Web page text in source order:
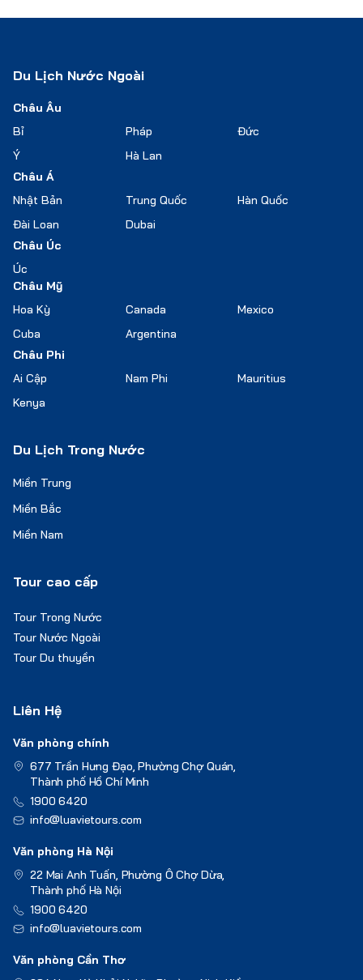
Du Lịch Nước Ngoài
Châu Âu
Bỉ
Pháp
Đức
Ý
Hà Lan
Châu Á
Nhật Bản
Trung Quốc
Hàn Quốc
Đài Loan
Dubai
Châu Úc
Úc
Châu Mỹ
Hoa Kỳ
Canada
Mexico
Cuba
Argentina
Châu Phi
Ai Cập
Nam Phi
Mauritius
Kenya
Du Lịch Trong Nước
Miền Trung
Miền Bắc
Miền Nam
Tour cao cấp
Tour Trong Nước
Tour Nước Ngoài
Tour Du thuyền
Liên Hệ
Văn phòng chính
677 Trần Hưng Đạo, Phường Chợ Quán,
Thành phố Hồ Chí Minh
1900 6420
info@luavietours.com
Văn phòng Hà Nội
22 Mai Anh Tuấn, Phường Ô Chợ Dừa,
Thành phố Hà Nội
1900 6420
info@luavietours.com
Văn phòng Cần Thơ